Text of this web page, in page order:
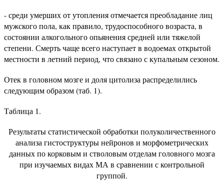
- среди умерших от утопления отмечается преобладание лиц
мужского пола, как правило, трудоспособного возраста, в
состоянии алкогольного опьянения средней или тяжелой
степени. Смерть чаще всего наступает в водоемах открытой
местности в летний период, что связано с купальным сезоном.
Отек в головном мозге и доля цитолиза распределились
следующим образом (таб. 1).
Таблица 1.
Результаты статистической обработки полуколичественного
анализа гистоструктуры нейронов и морфометрических
данных по корковым и стволовым отделам головного мозга
при изучаемых видах МА в сравнении с контрольной
группой.